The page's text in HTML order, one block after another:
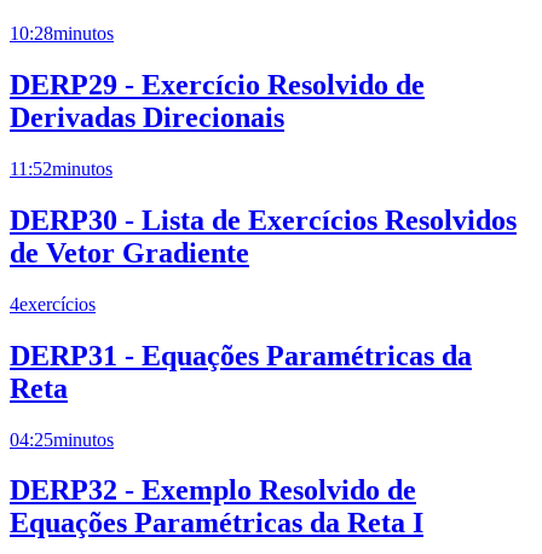
10:28minutos
DERP29 - Exercício Resolvido de
Derivadas Direcionais
11:52minutos
DERP30 - Lista de Exercícios Resolvidos
de Vetor Gradiente
4exercícios
DERP31 - Equações Paramétricas da
Reta
04:25minutos
DERP32 - Exemplo Resolvido de
Equações Paramétricas da Reta I